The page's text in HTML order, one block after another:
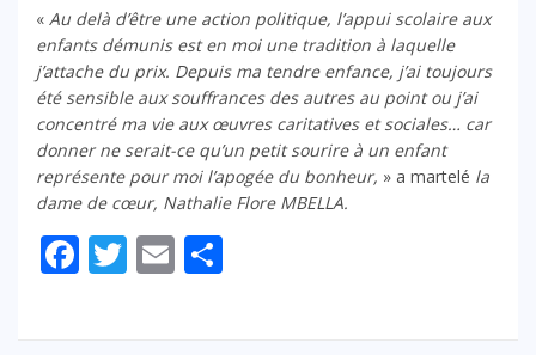
« Au delà d’être une action politique, l’appui scolaire aux
enfants démunis est en moi une tradition à laquelle
j’attache du prix. Depuis ma tendre enfance, j’ai toujours
été sensible aux souffrances des autres au point ou j’ai
concentré ma vie aux œuvres caritatives et sociales… car
donner ne serait-ce qu’un petit sourire à un enfant
représente pour moi l’apogée du bonheur, » a martelé la
dame de cœur, Nathalie Flore MBELLA.
Facebook
Twitter
Email